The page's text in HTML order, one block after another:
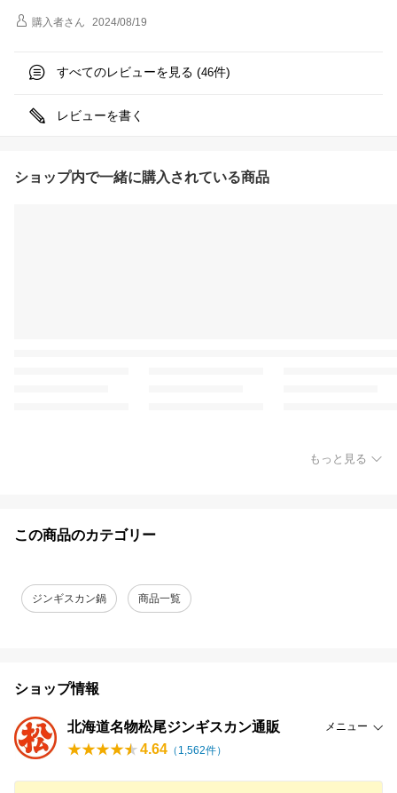
購入者さん 2024/08/19
すべてのレビューを見る (46件)
レビューを書く
ショップ内で一緒に購入されている商品
もっと見る
この商品のカテゴリー
ジンギスカン鍋 商品一覧
ショップ情報
北海道名物松尾ジンギスカン通販 メニュー
4.64 （ 1,562件）